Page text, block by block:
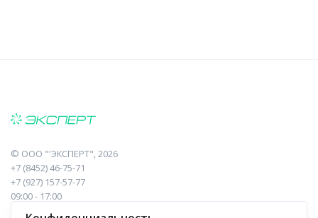
© ООО "'ЭКСПЕРТ", 2026
+7 (8452) 46-75-71
+7 (927) 157-57-77
09:00 - 17:00
410017, Саратов, Пугачева, 10 к1, оф.23